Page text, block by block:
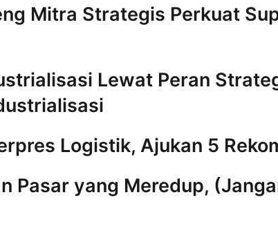
Mitra Strategis Perkuat
Lewat Peran
Logistik, Ajukan 5
Pasar yang Meredup,